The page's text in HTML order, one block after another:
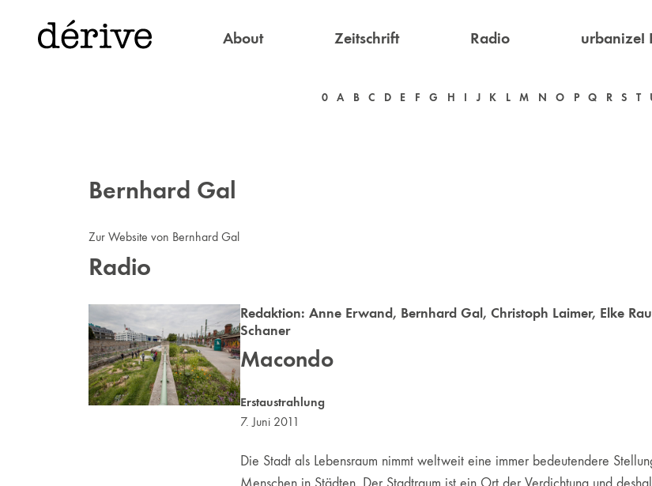
About Zeitschrift Radio urbanize!
0 A B C D E F G H I J K L M N O P Q R S T
Bernhard Gal
Zur Website von Bernhard Gal
Radio
Redaktion: Anne Erwand, Bernhard Gal, Christoph Laimer, Elke
Schaner
Macondo
Erstaustrahlung
7. Juni 2011
Die Stadt als Lebensraum nimmt weltweit eine immer bedeutendere